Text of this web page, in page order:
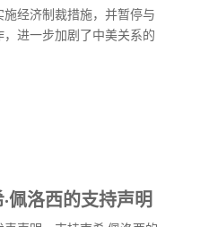
经济制裁措施，并暂停与
进一步加剧了中美关系的
佩洛西的支持声明